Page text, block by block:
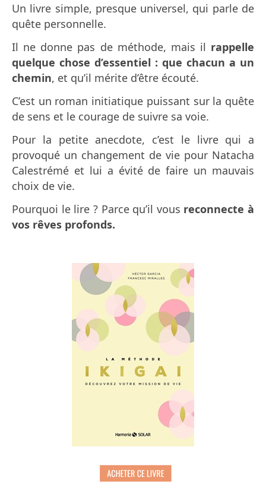
Un livre simple, presque universel, qui parle de
quête personnelle.
Il ne donne pas de méthode, mais il rappelle
quelque chose d’essentiel : que chacun a un
chemin, et qu’il mérite d’être écouté.
C’est un roman initiatique puissant sur la quête
de sens et le courage de suivre sa voie.
Pour la petite anecdote, c’est le livre qui a
provoqué un changement de vie pour Natacha
Calestrémé et lui a évité de faire un mauvais
choix de vie.
Pourquoi le lire ? Parce qu’il vous reconnecte à
vos rêves profonds.